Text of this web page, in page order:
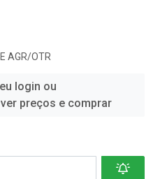
AGR/OTR
login ou
preços e comprar